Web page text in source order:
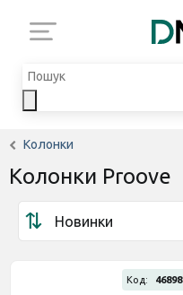
Колонки
Колонки Proove
Код: 46898